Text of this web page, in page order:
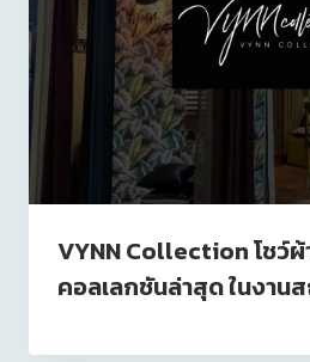
VYNN Collection โชว์ผ้
คอลเลกชันล่าสุด ในงาน